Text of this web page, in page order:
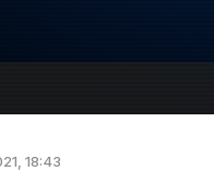
18:43